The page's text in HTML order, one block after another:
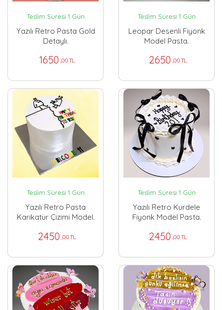
Teslim Süresi 1 Gün
Yazılı Retro Pasta Gold
Detaylı.
1650 ,00 TL
Teslim Süresi 1 Gün
Leopar Desenli Fiyonk
Model Pasta.
2650 ,00 TL
Teslim Süresi 1 Gün
Yazılı Retro Pasta
Karikatür Çizimi Model.
2450 ,00 TL
Teslim Süresi 1 Gün
Yazılı Retro Kurdele
Fiyonk Model Pasta.
2450 ,00 TL